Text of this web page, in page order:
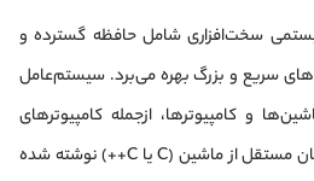
سخت‌افزاری شامل حافظه گسترده و
دیسک‌های سریع و بزرگ بهره می‌برد. سیستم‌عامل
و کامپیوترها، ازجمله کامپیوترهای
شخصی کاربردی است؛ زیرا به زبان مستقل از ماشین (C یا C++) نوشته شده